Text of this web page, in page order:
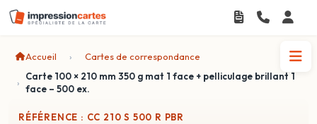
Accueil
Cartes de correspondance
Carte 100 × 210 mm 350 g mat 1 face + pelliculage brillant 1
face – 500 ex.
RÉFÉRENCE : CC 210 S 500 R PBR